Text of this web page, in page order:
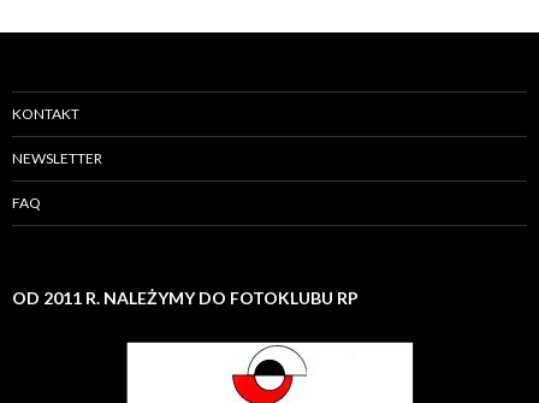
KONTAKT
NEWSLETTER
FAQ
OD 2011 R. NALEŻYMY DO FOTOKLUBU RP